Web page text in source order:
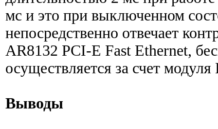
мс и это при выключенном
непосредственно отвечает
AR8132 PCI-E Fast Ethernet,
осуществляется за счет
Выводы